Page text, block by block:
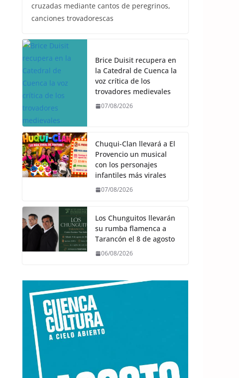
cruzadas mediante cantos de peregrinos,
canciones trovadorescas
Brice Duisit recupera en
la Catedral de Cuenca la
voz crítica de los
trovadores medievales
07/08/2026
Chuqui-Clan llevará a El
Provencio un musical
con los personajes
infantiles más virales
07/08/2026
Los Chunguitos llevarán
su rumba flamenca a
Tarancón el 8 de agosto
06/08/2026